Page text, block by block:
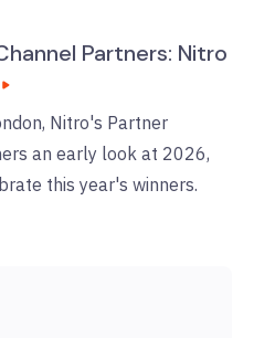
Partners: Nitro
Nitro's Partner
an early look at 2026,
this year's winners.